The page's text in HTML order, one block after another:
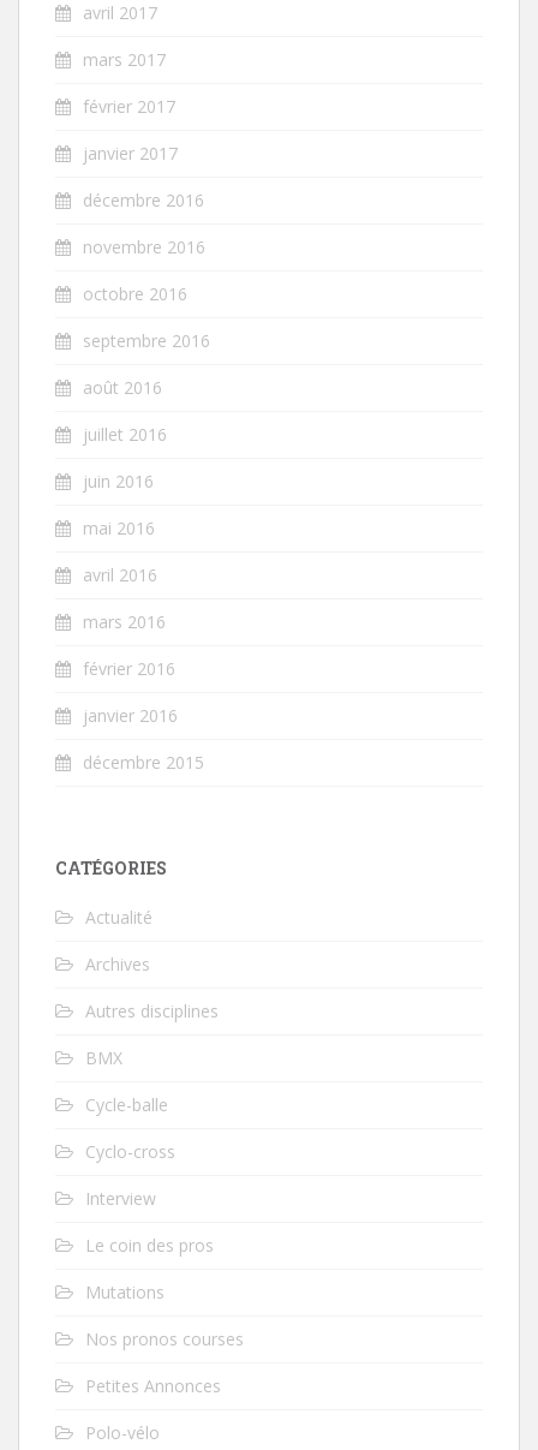
avril 2017
mars 2017
février 2017
janvier 2017
décembre 2016
novembre 2016
octobre 2016
septembre 2016
août 2016
juillet 2016
juin 2016
mai 2016
avril 2016
mars 2016
février 2016
janvier 2016
décembre 2015
CATÉGORIES
Actualité
Archives
Autres disciplines
BMX
Cycle-balle
Cyclo-cross
Interview
Le coin des pros
Mutations
Nos pronos courses
Petites Annonces
Polo-vélo